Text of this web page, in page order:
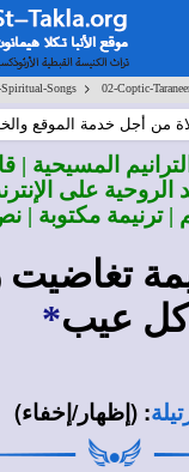
Songs > 02-Coptic-
من أجل خدمة الموقع
المسيحية |
الروحية على
| ترنيمة مكتوبة |
كل عيب*
: (إظهار/إخفاء)